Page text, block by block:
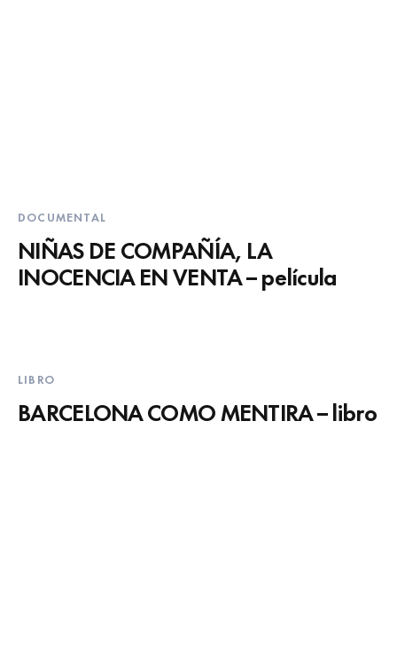
DOCUMENTAL
NIÑAS DE COMPAÑÍA, LA
INOCENCIA EN VENTA – película
LIBRO
BARCELONA COMO MENTIRA – libro